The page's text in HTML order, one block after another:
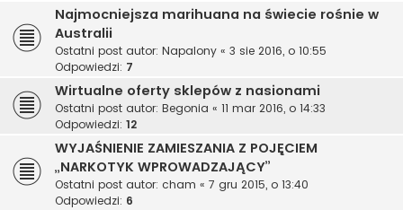
Najmocniejsza marihuana na świecie rośnie w
Australii
Ostatni post autor: Napalony « 3 sie 2016, o 10:55
Odpowiedzi: 7
Wirtualne oferty sklepów z nasionami
Ostatni post autor: Begonia « 11 mar 2016, o 14:33
Odpowiedzi: 12
WYJAŚNIENIE ZAMIESZANIA Z POJĘCIEM
„NARKOTYK WPROWADZAJĄCY”
Ostatni post autor: cham « 7 gru 2015, o 13:40
Odpowiedzi: 6